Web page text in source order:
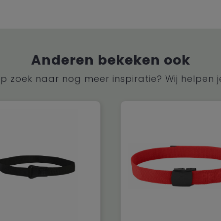
Anderen bekeken ook
zoek naar nog meer inspiratie? Wij helpen